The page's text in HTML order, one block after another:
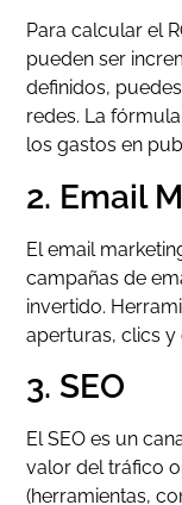
Para calcular el
pueden ser
definidos,
redes. La
los gastos en
2. Email
El email
campañas de
invertido.
aperturas, clics y
3. SEO
El SEO es un
valor del tráfico
(herramientas,